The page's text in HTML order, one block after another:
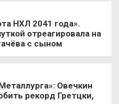
НХЛ 2041 года».
отреагировала на
с сыном
Овечкин
рекорд Гретцки,